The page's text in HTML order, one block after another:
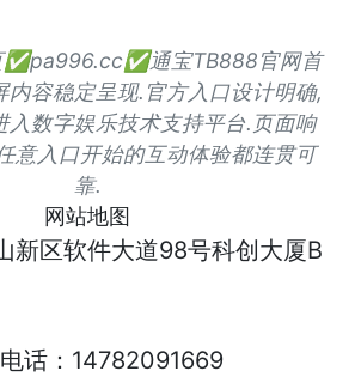
✅pa996.cc✅通宝TB888官网首
内容稳定呈现.官方入口设计明确,
入数字娱乐技术支持平台.页面响
意入口开始的互动体验都连贯可
靠.
网站地图
新区软件大道98号科创大厦B
话：14782091669